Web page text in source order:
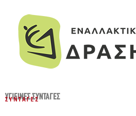
ΥΓΙΕΙΝΈΣ ΣΥΝΤΑΓΈΣ
ΣΥΝΤΑΓΈΣ